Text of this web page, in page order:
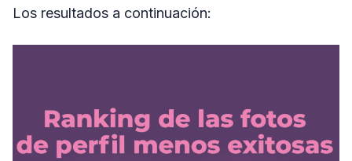
Los resultados a continuación: